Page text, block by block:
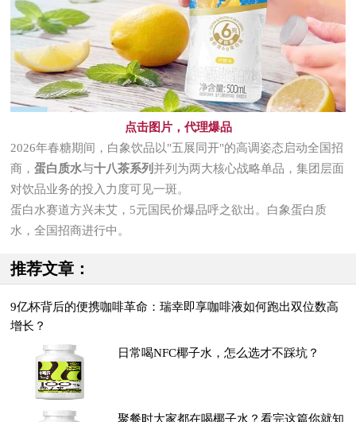
点击图片，代理爆品
2026年春糖期间，白象饮品以"五展同开"的高调姿态启动全国招
商，蛋白质水与十八茶系列 并列为两大核心战略单品，集团层面
对饮品业务的投入力度可见一斑。
蛋白水赛道方兴未艾，5元国民价爆品呼之欲出。白象蛋白质
水，全国招商进行中。
推荐文章：
9亿杯背后的便携咖啡革命：瑞幸即享咖啡液如何跑出双位数高
增长？
日常喝NFC椰子水，怎么选才不踩坑？
聚餐时大家都在喝椰子水？看完这篇你就知